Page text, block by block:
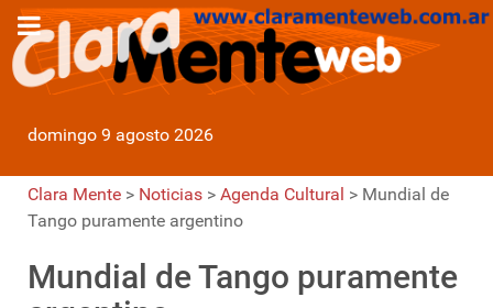
domingo 9 agosto 2026
Clara Mente > Noticias > Agenda Cultural > Mundial de
Tango puramente argentino
Mundial de Tango puramente